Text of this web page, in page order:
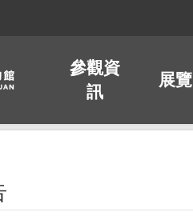
參觀資
訊
展覽